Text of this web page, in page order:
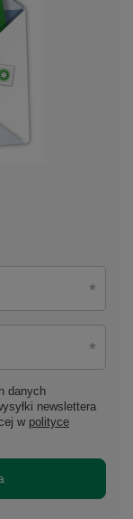
danych
newslettera
w polityce